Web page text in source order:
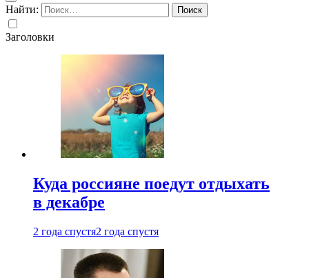
Найти:
Заголовки
Куда россияне поедут отдыхать
в декабре
2 года спустя2 года спустя